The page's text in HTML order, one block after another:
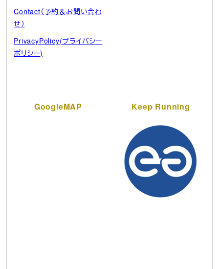
Contact（予約＆お問い合わ
せ）
PrivacyPolicy(プライバシー
ポリシー)
GoogleMAP Keep Running